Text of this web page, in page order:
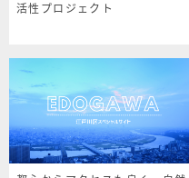
活性プロジェクト